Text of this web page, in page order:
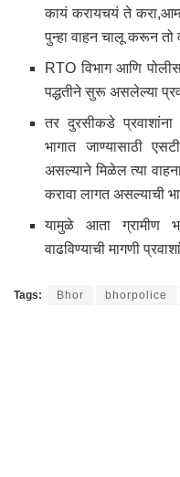
कायं करायचयं ते
पुन्हा वाहन चालू करून
RTO विभाग आणि
पद्धतीने सुरू असलेल्या
तर दुरसीकडे प्रवाशांना
भागात जाण्यासाठी
असल्याने मिळेल त्या
करावा लागत असल्याची
यामुळे आता ग्रामीण
वाढविण्याची मागणी
Tags: Bhor bhorpolice